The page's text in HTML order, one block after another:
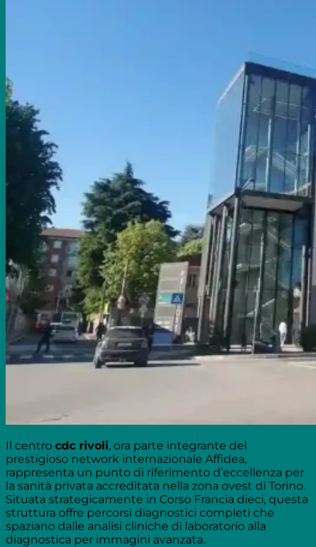
Il centro cdc rivoli, ora parte integrante del
prestigioso network internazionale Affidea,
rappresenta un punto di riferimento d’eccellenza per
la sanità privata accreditata nella zona ovest di Torino.
Situata strategicamente in Corso Francia dieci, questa
struttura offre percorsi diagnostici completi che
spaziano dalle analisi cliniche di laboratorio alla
diagnostica per immagini avanzata.